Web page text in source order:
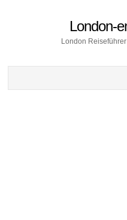
London-
London